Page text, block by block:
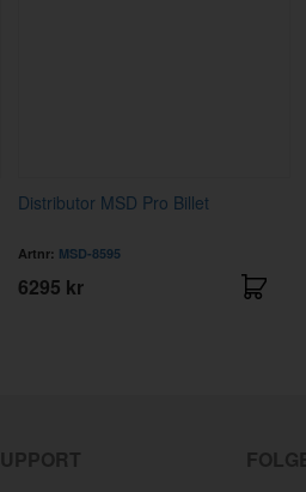
Distributor MSD Pro Billet
Artnr: MSD-8595
6295 kr